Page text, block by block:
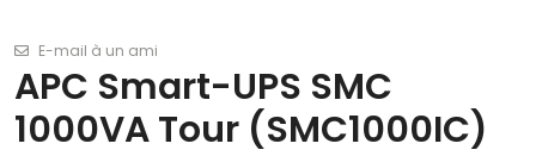
E-mail à un ami
APC Smart-UPS SMC
1000VA Tour (SMC1000IC)